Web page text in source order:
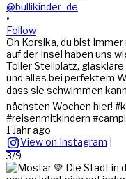
@bullikinder_de
•
Follow
Oh Korsika, du bist
auf der Insel haben uns
Toller Stellplatz,
und alles bei perfektem
dass sie schwimmen
nächsten Wochen hier!
#reisenmitkindern
1 Jahr ago
View on Instagram
3/9